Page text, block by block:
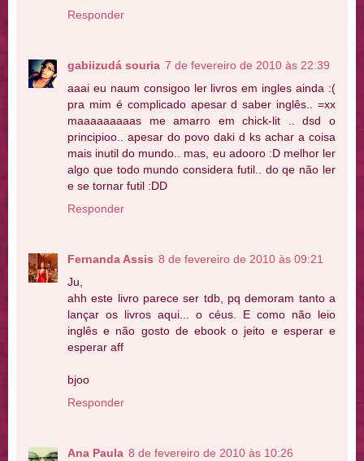
Responder
gabiizudá souria 7 de fevereiro de 2010 às 22:39
aaai eu naum consigoo ler livros em ingles ainda :(
pra mim é complicado apesar d saber inglês.. =xx
maaaaaaaaas me amarro em chick-lit .. dsd o
principioo.. apesar do povo daki d ks achar a coisa
mais inutil do mundo.. mas, eu adooro :D melhor ler
algo que todo mundo considera futil.. do qe não ler
e se tornar futil :DD
Responder
Fernanda Assis 8 de fevereiro de 2010 às 09:21
Ju,
ahh este livro parece ser tdb, pq demoram tanto a
lançar os livros aqui... o céus. E como não leio
inglês e não gosto de ebook o jeito e esperar e
esperar aff
bjoo
Responder
Ana Paula 8 de fevereiro de 2010 às 10:26